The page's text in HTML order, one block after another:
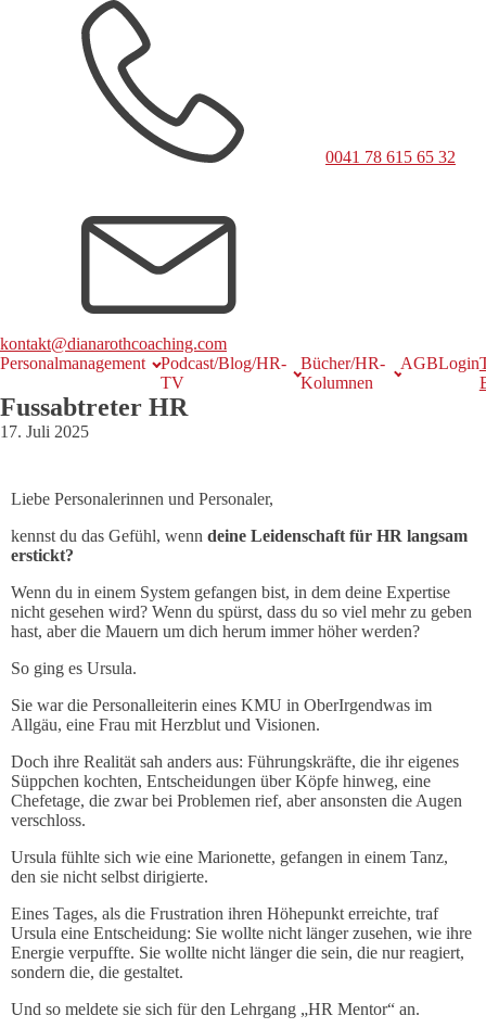
0041 78 615 65 32
kontakt@dianarothcoaching.com
Personalmanagement
Podcast/Blog/HR-
TV
Bücher/HR-
Kolumnen
AGBLogin
Fussabtreter HR
17. Juli 2025
Liebe Personalerinnen und Personaler,
kennst du das Gefühl, wenn deine Leidenschaft für HR langsam
erstickt?
Wenn du in einem System gefangen bist, in dem deine Expertise
nicht gesehen wird? Wenn du spürst, dass du so viel mehr zu geben
hast, aber die Mauern um dich herum immer höher werden?
So ging es Ursula.
Sie war die Personalleiterin eines KMU in OberIrgendwas im
Allgäu, eine Frau mit Herzblut und Visionen.
Doch ihre Realität sah anders aus: Führungskräfte, die ihr eigenes
Süppchen kochten, Entscheidungen über Köpfe hinweg, eine
Chefetage, die zwar bei Problemen rief, aber ansonsten die Augen
verschloss.
Ursula fühlte sich wie eine Marionette, gefangen in einem Tanz,
den sie nicht selbst dirigierte.
Eines Tages, als die Frustration ihren Höhepunkt erreichte, traf
Ursula eine Entscheidung: Sie wollte nicht länger zusehen, wie ihre
Energie verpuffte. Sie wollte nicht länger die sein, die nur reagiert,
sondern die, die gestaltet.
Und so meldete sie sich für den Lehrgang „HR Mentor“ an.